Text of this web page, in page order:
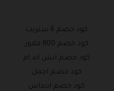
كود خصم 6 ستريت
كود خصم 800 فلاور
كود خصم اتش اند ام
كود خصم اجمل
كود خصم اديداس